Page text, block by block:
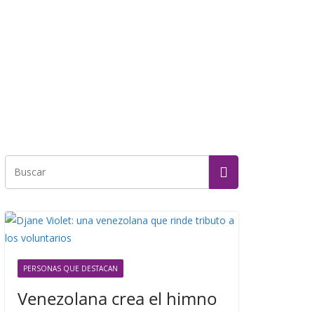
PERSONAS QUE DESTACAN
Venezolana crea el himno